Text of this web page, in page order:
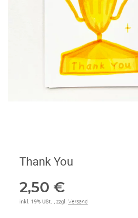
Thank You
2,50 €
inkl. 19% USt. , zzgl. Versand